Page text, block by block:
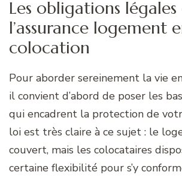
Les obligations légales
l’assurance logement
colocation
Pour aborder sereinement la vie
il convient d’abord de poser les
qui encadrent la protection de
loi est très claire à ce sujet : le
couvert, mais les colocataires
certaine flexibilité pour s’y